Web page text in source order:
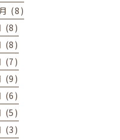
(8)
(8)
(8)
(7)
(9)
(6)
(5)
(3)